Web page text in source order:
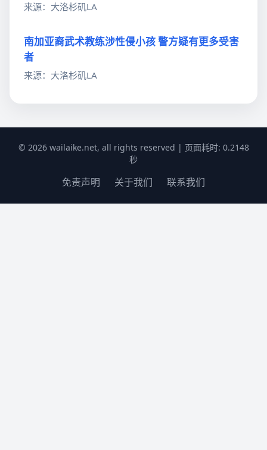
来源：大洛杉矶LA
南加亚裔武术教练涉性侵小孩 警方疑有更多受害
者
来源：大洛杉矶LA
© 2026 wailaike.net, all rights reserved | 页面耗时: 0.2148
秒
免责声明 关于我们 联系我们